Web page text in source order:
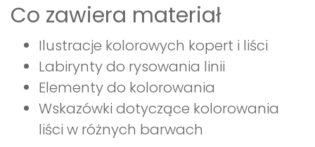
Co zawiera materiał
Ilustracje kolorowych kopert i liści
Labirynty do rysowania linii
Elementy do kolorowania
Wskazówki dotyczące kolorowania
liści w różnych barwach